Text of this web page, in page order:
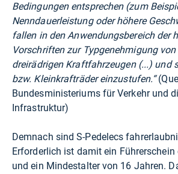
Bedingungen entsprechen (zum
Nenndauerleistung oder höhere
fallen in den Anwendungsbereich der
Vorschriften zur Typgenehmigung
dreirädrigen Kraftfahrzeugen (...) und
bzw. Kleinkrafträder einzustufen.“
Bundesministeriums für Verkehr und
Infrastruktur)
Demnach sind S-Pedelecs
Erforderlich ist damit ein Führerschein
und ein Mindestalter von 16 Jahren.